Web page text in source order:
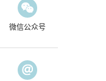
微信公众号